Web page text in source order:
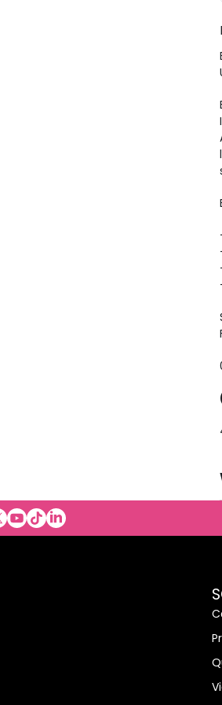
Cosmeticosalpormayor
cosmeticosalpormayor/
cosmeticosalpormayor/
cosmeticosmayor
youtubecom/
tiktokcom/
tme/cosmeticosalpormayor
linkedincom/showcase/
al-por-mayor